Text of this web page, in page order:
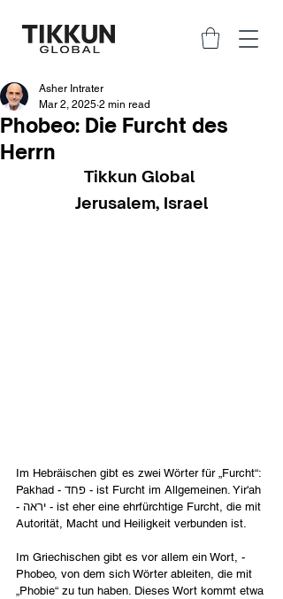
Phobeo: Die Furcht des
Herrn
Asher Intrater
Mar 2, 2025 2 min read
Tikkun Global
Jerusalem, Israel
Im Hebräischen gibt es zwei Wörter für „Furcht“:
Pakhad - פחד - ist Furcht im Allgemeinen. Yir'ah
- יראה - ist eher eine ehrfürchtige Furcht, die mit
Autorität, Macht und Heiligkeit verbunden ist.
Im Griechischen gibt es vor allem ein Wort, -
Phobeo, von dem sich Wörter ableiten, die mit
„Phobie“ zu tun haben. Dieses Wort kommt etwa